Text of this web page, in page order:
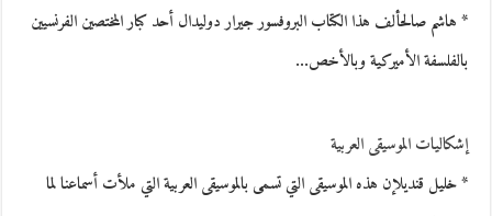
* هاشم صالحألف هذا الكتاب البروفسور جيرار دوليدال أحد كبار المختصين الفرنسيين
بالفلسفة الأميركية وبالأخص…
إشكاليات الموسيقى العربية
* خليل قنديلإن هذه الموسيقى التي تسمى بالموسيقى العربية التي ملأت أسماعنا لما